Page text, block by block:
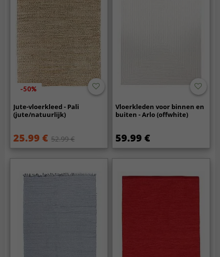
-50%
Jute-vloerkleed - Pali
(jute/natuurlijk)
25.99 € 52.99 €
Vloerkleden voor binnen en
buiten - Arlo (offwhite)
59.99 €